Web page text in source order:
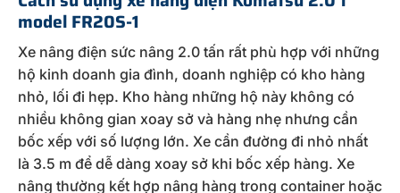
model FR20S-1
Xe nâng điện sức nâng 2.0 tấn rất phù hợp với những
hộ kinh doanh gia đình, doanh nghiệp có kho hàng
nhỏ, lối đi hẹp. Kho hàng những hộ này không có
nhiều không gian xoay sở và hàng nhẹ nhưng cần
bốc xếp với số lượng lớn. Xe cần đường đi nhỏ nhất
là 3.5 m để dễ dàng xoay sở khi bốc xếp hàng. Xe
nâng thường kết hợp nâng hàng trong container hoặc